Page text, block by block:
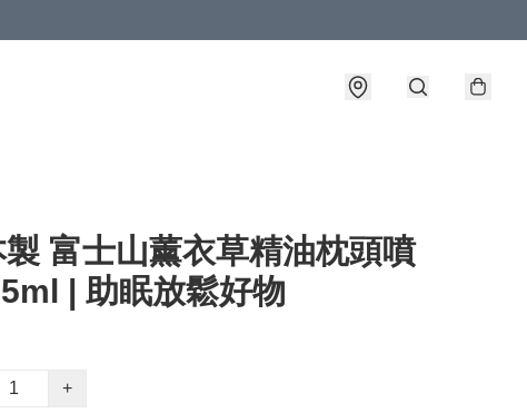
製 富士山薰衣草精油枕頭噴
| 助眠放鬆好物
+